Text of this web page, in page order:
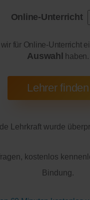
Online-Unterricht
für Online-Unterricht
Auswahl
haben.
Lehrkraft wurde
kostenlos
Bindung.